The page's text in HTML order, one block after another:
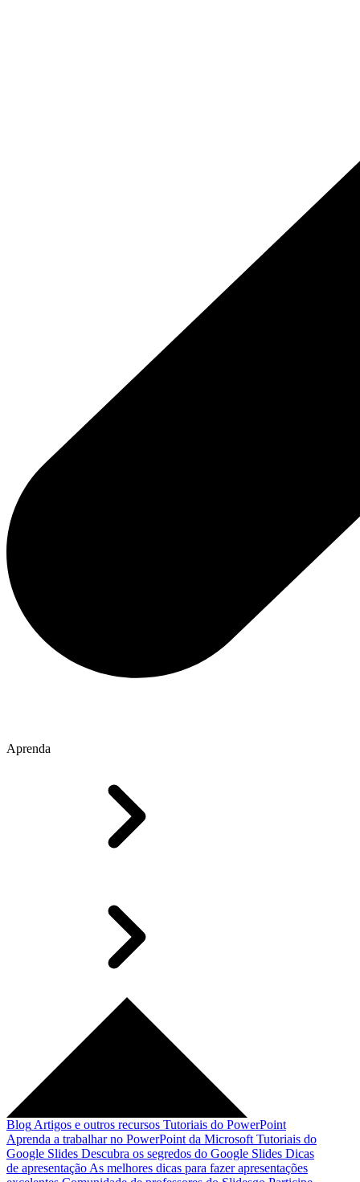
Aprenda
Blog Artigos e outros recursos Tutoriais do PowerPoint
Aprenda a trabalhar no PowerPoint da Microsoft Tutoriais do
Google Slides Descubra os segredos do Google Slides Dicas
de apresentação As melhores dicas para fazer apresentações